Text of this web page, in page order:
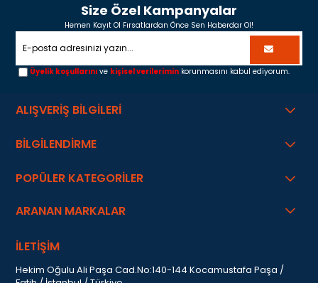
Size Özel Kampanyalar
Hemen Kayıt Ol Fırsatlardan Önce Sen Haberdar Ol!
Üyelik koşullarını ve kişisel verilerimin korunmasını kabul ediyorum.
ALIŞVERİŞ BİLGİLERİ
BİLGİLENDİRME
POPÜLER KATEGORİLER
ARANAN MARKALAR
İLETİŞİM
Hekim Oğulu Ali Paşa Cad.No:140-144 Kocamustafa Paşa /